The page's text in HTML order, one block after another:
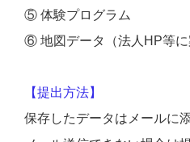
⑤ 体験プログラム
⑥ 地図データ（法人HP等に
【提出方法】
保存したデータはメールに